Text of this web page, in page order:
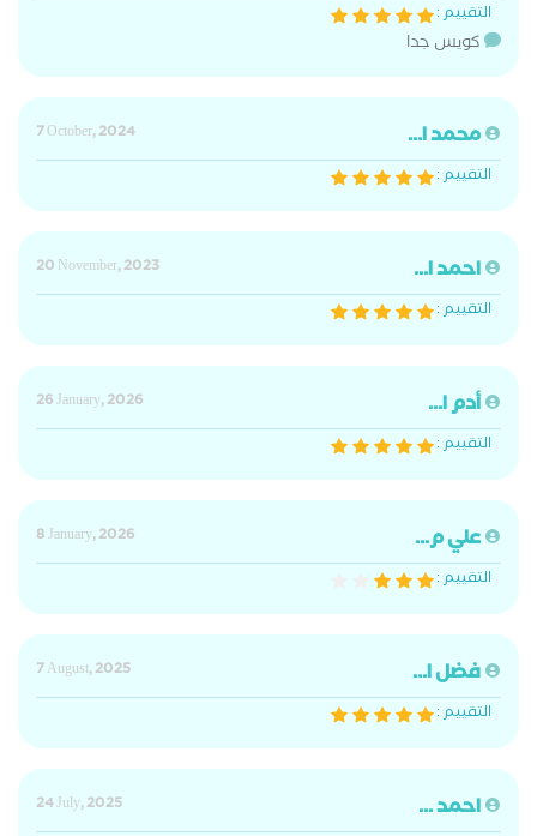
التقييم :
كويس جدا
محمد ا...
7 October, 2024
التقييم :
احمد ا...
20 November, 2023
التقييم :
أدم ا...
26 January, 2026
التقييم :
علي م...
8 January, 2026
التقييم :
فضل ا...
7 August, 2025
التقييم :
احمد ...
24 July, 2025